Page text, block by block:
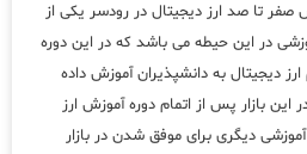
صفر تا صد ارز دیجیتال در رودسر یکی از
در این حیطه می باشد که در این دوره
دیجیتال به دانشپذیران آموزش داده
بازار پس از اتمام دوره آموزش ارز
دیگری برای موفق شدن در بازار